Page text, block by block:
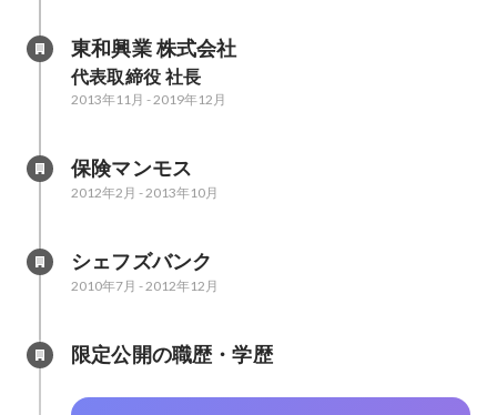
東和興業 株式会社
代表取締役 社長
2013年11月 -2019年12月
保険マンモス
2012年2月 -2013年10月
シェフズバンク
2010年7月 -2012年12月
限定公開の職歴・学歴